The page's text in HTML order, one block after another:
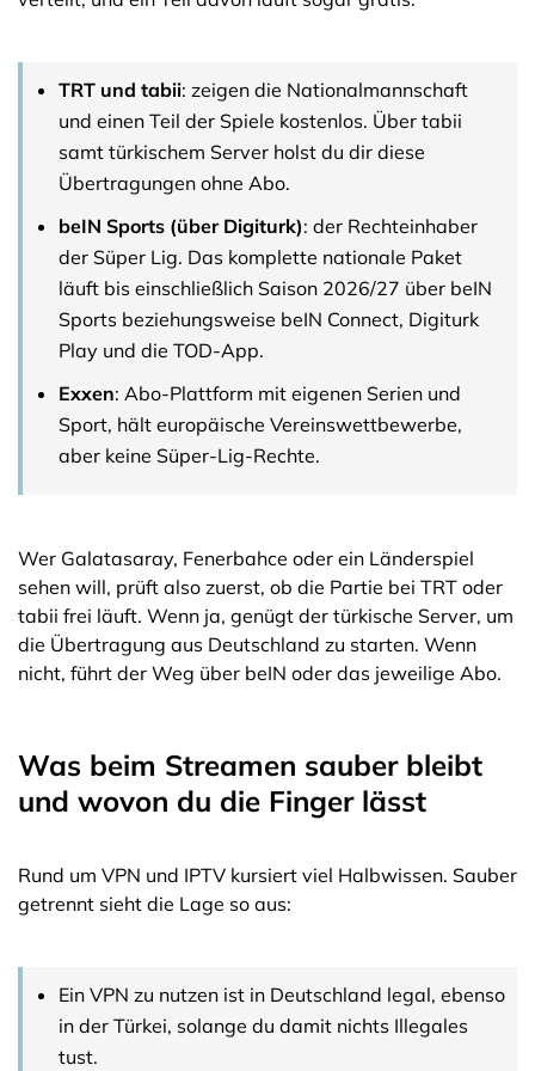
TRT und tabii: zeigen die Nationalmannschaft
und einen Teil der Spiele kostenlos. Über tabii
samt türkischem Server holst du dir diese
Übertragungen ohne Abo.
beIN Sports (über Digiturk): der Rechteinhaber
der Süper Lig. Das komplette nationale Paket
läuft bis einschließlich Saison 2026/27 über beIN
Sports beziehungsweise beIN Connect, Digiturk
Play und die TOD-App.
Exxen: Abo-Plattform mit eigenen Serien und
Sport, hält europäische Vereinswettbewerbe,
aber keine Süper-Lig-Rechte.
Wer Galatasaray, Fenerbahce oder ein Länderspiel
sehen will, prüft also zuerst, ob die Partie bei TRT oder
tabii frei läuft. Wenn ja, genügt der türkische Server, um
die Übertragung aus Deutschland zu starten. Wenn
nicht, führt der Weg über beIN oder das jeweilige Abo.
Was beim Streamen sauber bleibt
und wovon du die Finger lässt
Rund um VPN und IPTV kursiert viel Halbwissen. Sauber
getrennt sieht die Lage so aus:
Ein VPN zu nutzen ist in Deutschland legal, ebenso
in der Türkei, solange du damit nichts Illegales
tust.